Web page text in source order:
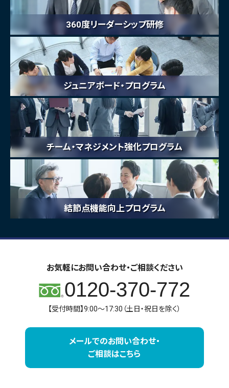
360度リーダーシップ研修
ジュニアボード・プログラム
チーム・マネジメント強化プログラム
結節点機能向上プログラム
お気軽にお問い合わせ・ご相談ください
0120-370-772
【受付時間】9:00～17:30（土日・祝日を除く）
メールでのお問い合わせ・
ご相談はこちら